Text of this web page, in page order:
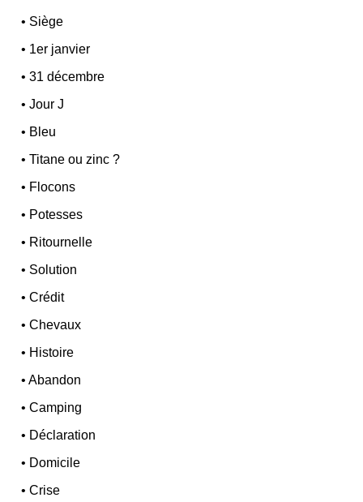
• Siège
• 1er janvier
•31 décembre
•Jour J
• Bleu
•Titane ou zinc ?
• Flocons
• Potesses
• Ritournelle
• Solution
•Crédit
•Chevaux
• Histoire
•Abandon
•Camping
• Déclaration
• Domicile
•Crise